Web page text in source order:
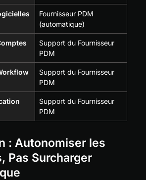
Fournisseur PDM
(automatique)
Support du Fournisseur
PDM
Support du Fournisseur
PDM
Support du Fournisseur
PDM
: Autonomiser les
Pas Surcharger